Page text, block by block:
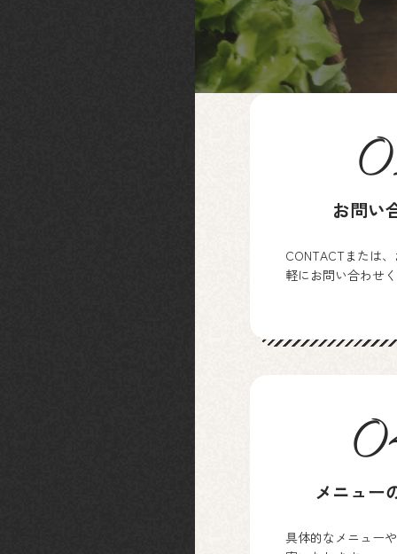
お問い
CONTACTまたは
軽にお問い合わせ
メニュー
具体的なメニュー